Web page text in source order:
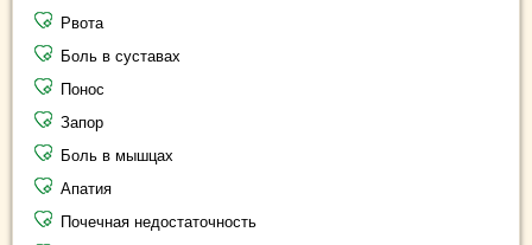
Рвота
Боль в суставах
Понос
Запор
Боль в мышцах
Апатия
Почечная недостаточность